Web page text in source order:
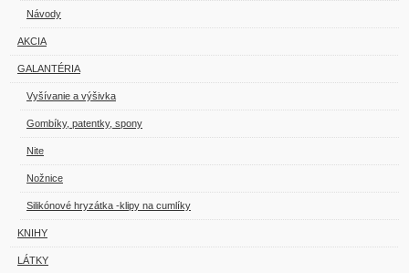
Návody
AKCIA
GALANTÉRIA
Vyšívanie a výšivka
Gombíky, patentky, spony
Nite
Nožnice
Silikónové hryzátka -klipy na cumlíky
KNIHY
LÁTKY